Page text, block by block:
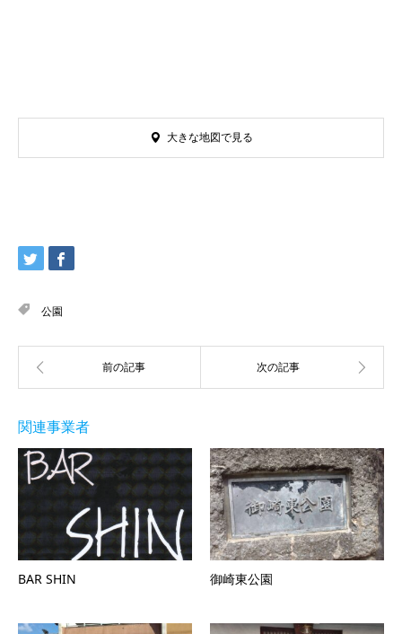
大きな地図で見る
公園
関連事業者
BAR SHIN 御崎東公園